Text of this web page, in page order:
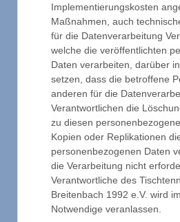
Implementierungskosten
Maßnahmen, auch
für die Datenverarbeitung
welche die veröffentlichten
Daten verarbeiten, darüber
setzen, dass die betroffene
anderen für die
Verantwortlichen die
zu diesen
Kopien oder Replikationen
personenbezogenen Daten
die Verarbeitung nicht
Verantwortliche des
Breitenbach 1992 e.V. wird
Notwendige veranlassen.